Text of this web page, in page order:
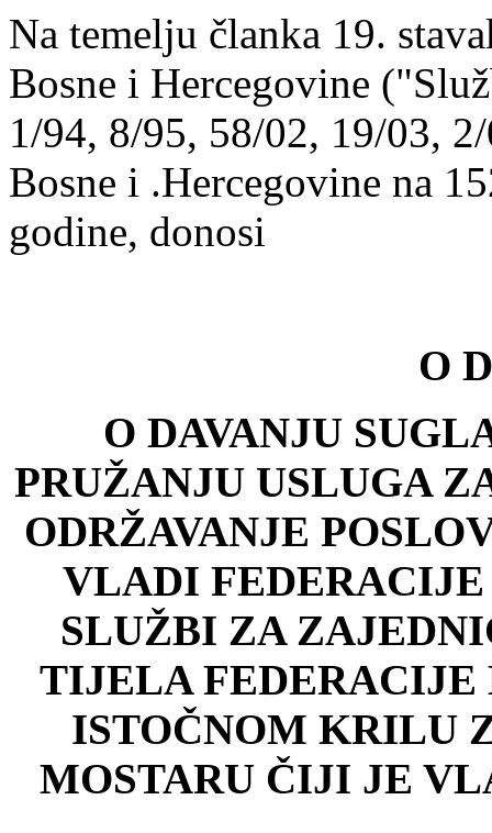
Na temelju članka 19.
Bosne i Hercegovine
1/94, 8/95, 58/02, 19/03,
Bosne i .Hercegovine na
godine, donosi
O
O DAVANJU
PRUŽANJU USLUGA
ODRŽAVANJE
VLADI
SLUŽBI ZA
TIJELA FEDERACIJE
ISTOČNOM KRILU
MOSTARU ČIJI JE